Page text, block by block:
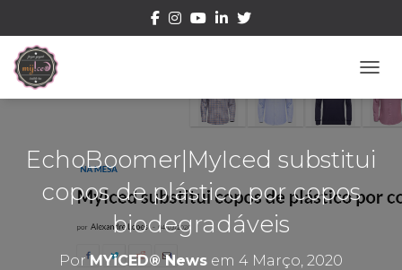
EchoBoomer|MyIced substitui
copos de plástico por copos
biodegradáveis
PorMYiCED® News em 4 Março, 2020